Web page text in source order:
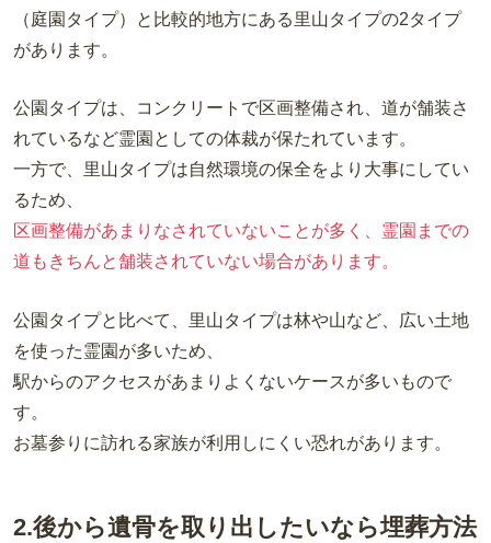
（庭園タイプ）と比較的地方にある里山タイプの2タイプ
があります。
公園タイプは、コンクリートで区画整備され、道が舗装さ
れているなど霊園としての体裁が保たれています。
一方で、里山タイプは自然環境の保全をより大事にしてい
るため、
区画整備があまりなされていないことが多く、霊園までの
道もきちんと舗装されていない場合があります。
公園タイプと比べて、里山タイプは林や山など、広い土地
を使った霊園が多いため、
駅からのアクセスがあまりよくないケースが多いもので
す。
お墓参りに訪れる家族が利用しにくい恐れがあります。
2.後から遺骨を取り出したいなら埋葬方法